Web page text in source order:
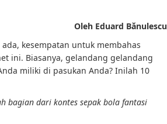
Oleh Eduard Bănulescu
kesempatan untuk membahas
ini. Biasanya, gelandang gelandang
miliki di pasukan Anda? Inilah 10
bagian dari kontes sepak bola fantasi